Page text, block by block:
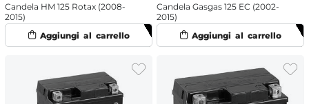
Candela HM 125 Rotax (2008-
2015)
Candela Gasgas 125 EC (2002-
2015)